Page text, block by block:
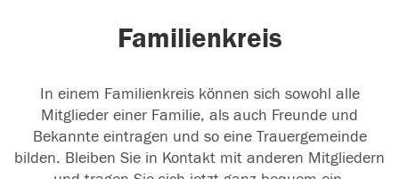
Familienkreis
In einem Familienkreis können sich sowohl alle
Mitglieder einer Familie, als auch Freunde und
Bekannte eintragen und so eine Trauergemeinde
bilden. Bleiben Sie in Kontakt mit anderen Mitgliedern